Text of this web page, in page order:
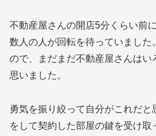
不動産屋さんの開店5分くらい前
数人の人が回転を待っていました
ので、まだまだ不動産屋さんはい
思いました。
勇気を振り絞って自分がこれだ
をして契約した部屋の鍵を受け取